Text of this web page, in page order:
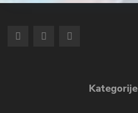
Kategorije